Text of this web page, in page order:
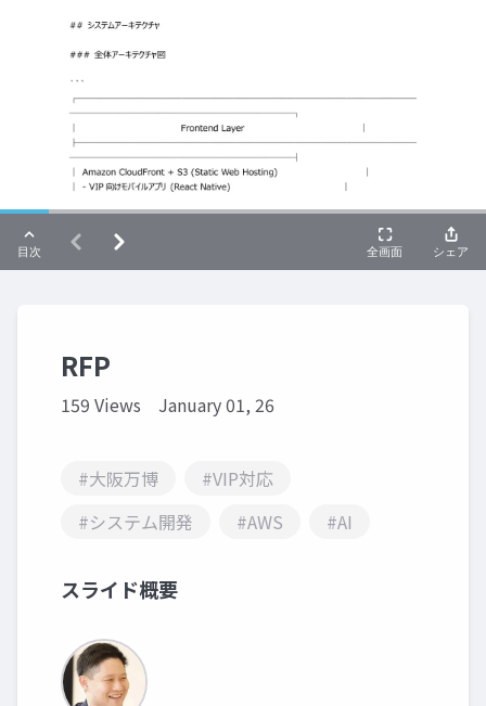
RFP
159 Views January 01, 26
#大阪万博
#VIP対応
#システム開発
#AWS #AI
スライド概要